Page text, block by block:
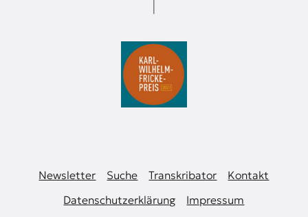
Newsletter Suche Transkribator
Kontakt
Datenschutzerklärung
Impressum